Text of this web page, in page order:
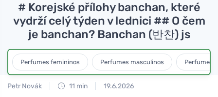
# Korejské přílohy banchan, které
vydrží celý týden v lednici ## O čem
je banchan? Banchan (반찬) js
Perfumes femininos Perfumes masculinos Perfumes
Petr Novák 11 min 19.6.2026